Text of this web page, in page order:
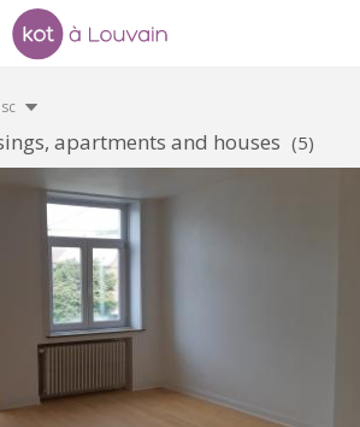
apartments and houses (5)
étudiants : 3 chambres à louer dans grande
située à NIVELLES près de la Haute école
dispose d'un lavabo et la maison est
de bain et 1 salle de douche, d'une grande
un grand living communs. La maison est...